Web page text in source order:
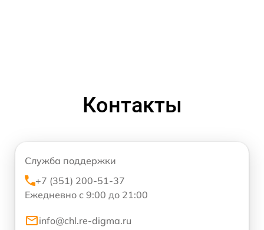
Контакты
Служба поддержки
+7 (351) 200-51-37
Ежедневно с 9:00 до 21:00
info@chl.re-digma.ru